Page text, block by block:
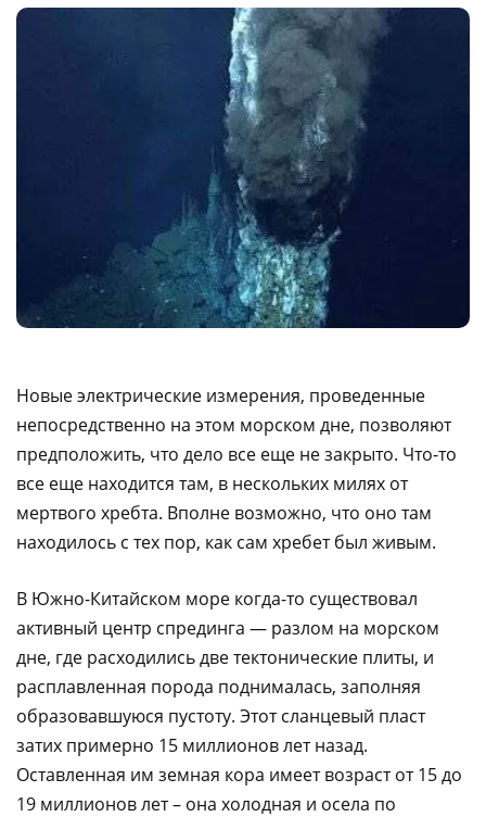
Новые электрические измерения, проведенные
непосредственно на этом морском дне, позволяют
предположить, что дело все еще не закрыто. Что-то
все еще находится там, в нескольких милях от
мертвого хребта. Вполне возможно, что оно там
находилось с тех пор, как сам хребет был живым.
В Южно-Китайском море когда-то существовал
активный центр спрединга — разлом на морском
дне, где расходились две тектонические плиты, и
расплавленная порода поднималась, заполняя
образовавшуюся пустоту. Этот сланцевый пласт
затих примерно 15 миллионов лет назад.
Оставленная им земная кора имеет возраст от 15 до
19 миллионов лет – она холодная и осела по